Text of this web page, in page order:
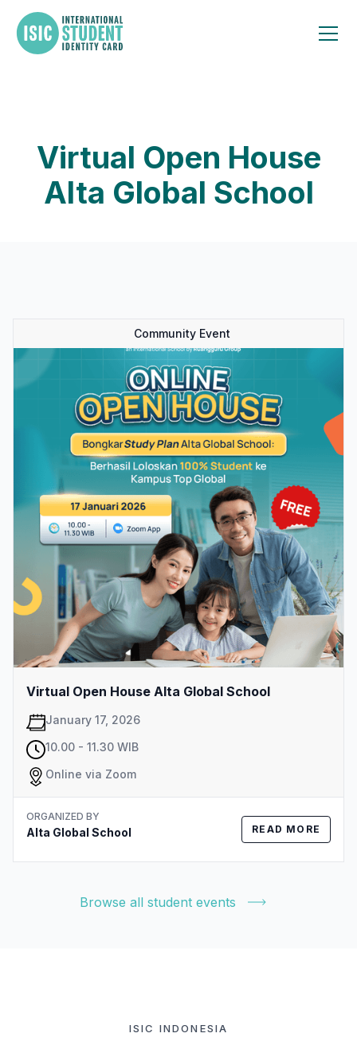
Virtual Open House
Alta Global School
Community Event
Virtual Open House Alta Global School
January 17, 2026
10.00 - 11.30 WIB
Online via Zoom
ORGANIZED BY
Alta Global School READ MORE
Browse all student events
ISIC INDONESIA